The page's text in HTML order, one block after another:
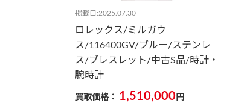
掲載日:2025.07.30
ロレックス/ミルガウ
ス/116400GV/ブルー/ステンレ
ス/ブレスレット/中古S品/時計・
腕時計
買取価格： 1,510,000 円